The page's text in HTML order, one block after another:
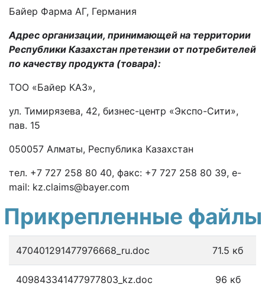
Байер Фарма АГ, Германия
Адрес организации, принимающей на территории
Республики Казахстан претензии от потребителей
по качеству продукта (товара):
ТОО «Байер КАЗ»,
ул. Тимирязева, 42, бизнес-центр «Экспо-Сити»,
пав. 15
050057 Алматы, Республика Казахстан
тел. +7 727 258 80 40, факс: +7 727 258 80 39, e-
mail: kz.claims@bayer.com
Прикрепленные файлы
470401291477976668_ru.doc 71.5 кб
409843341477977803_kz.doc 96 кб